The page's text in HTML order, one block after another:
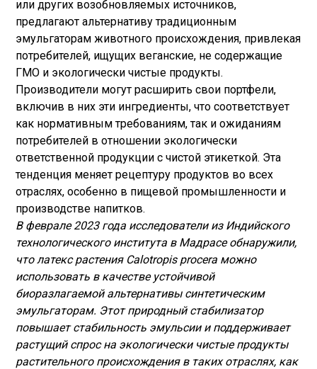
или других возобновляемых источников,
предлагают альтернативу традиционным
эмульгаторам животного происхождения, привлекая
потребителей, ищущих веганские, не содержащие
ГМО и экологически чистые продукты.
Производители могут расширить свои портфели,
включив в них эти ингредиенты, что соответствует
как нормативным требованиям, так и ожиданиям
потребителей в отношении экологически
ответственной продукции с чистой этикеткой. Эта
тенденция меняет рецептуру продуктов во всех
отраслях, особенно в пищевой промышленности и
производстве напитков.
В феврале 2023 года исследователи из Индийского
технологического института в Мадрасе обнаружили,
что латекс растения Calotropis procera можно
использовать в качестве устойчивой
биоразлагаемой альтернативы синтетическим
эмульгаторам. Этот природный стабилизатор
повышает стабильность эмульсии и поддерживает
растущий спрос на экологически чистые продукты
растительного происхождения в таких отраслях, как